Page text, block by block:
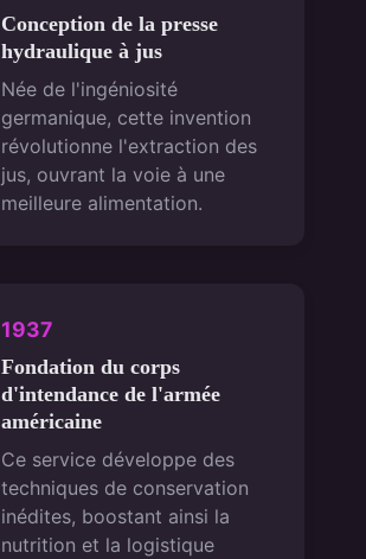
Conception de la presse
hydraulique à jus
Née de l'ingéniosité
germanique, cette invention
révolutionne l'extraction des
jus, ouvrant la voie à une
meilleure alimentation.
1937
Fondation du corps
d'intendance de l'armée
américaine
Ce service développe des
techniques de conservation
inédites, boostant ainsi la
nutrition et la logistique